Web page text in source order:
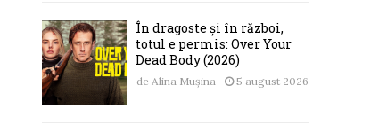
În dragoste și în război,
totul e permis: Over Your
Dead Body (2026)
de Alina Mușina 5 august 2026